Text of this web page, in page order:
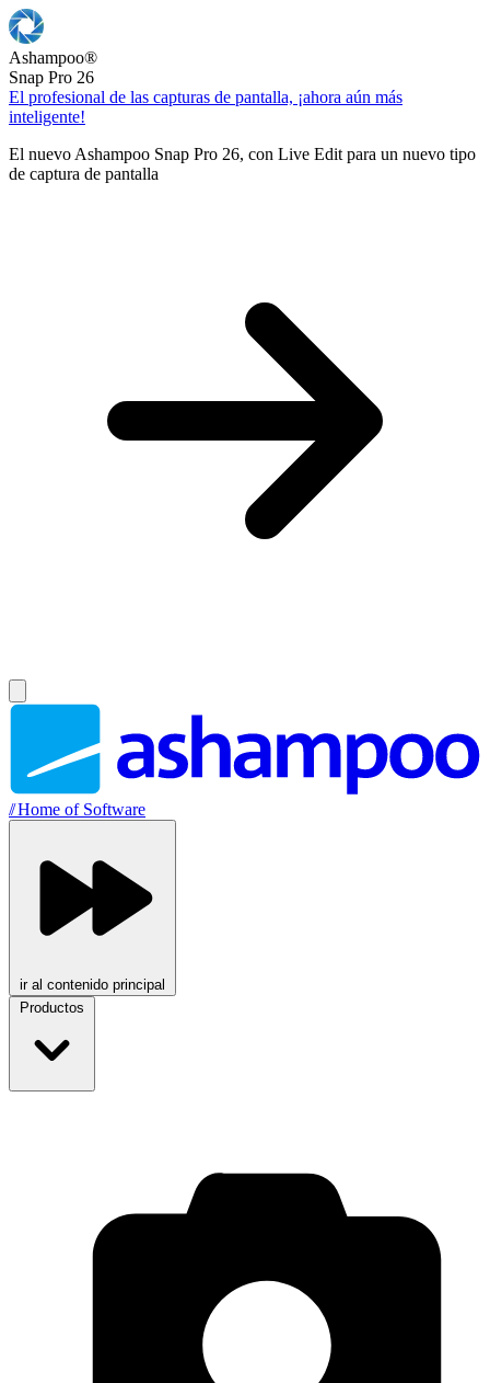
Ashampoo®
Snap Pro 26
El profesional de las capturas de pantalla, ¡ahora aún más
inteligente!
El nuevo Ashampoo Snap Pro 26, con Live Edit para un nuevo tipo
de captura de pantalla
//Home of Software
ir al contenido principal
Productos